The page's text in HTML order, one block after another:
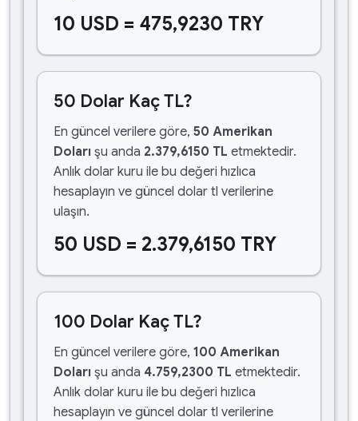
10 USD = 475,9230 TRY
50 Dolar Kaç TL?
En güncel verilere göre, 50 Amerikan
Doları şu anda 2.379,6150 TL etmektedir.
Anlık dolar kuru ile bu değeri hızlıca
hesaplayın ve güncel dolar tl verilerine
ulaşın.
50 USD = 2.379,6150 TRY
100 Dolar Kaç TL?
En güncel verilere göre, 100 Amerikan
Doları şu anda 4.759,2300 TL etmektedir.
Anlık dolar kuru ile bu değeri hızlıca
hesaplayın ve güncel dolar tl verilerine